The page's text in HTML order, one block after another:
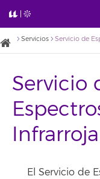
Servicios Servicio de
Servicio
Infrarroja
El Servicio de